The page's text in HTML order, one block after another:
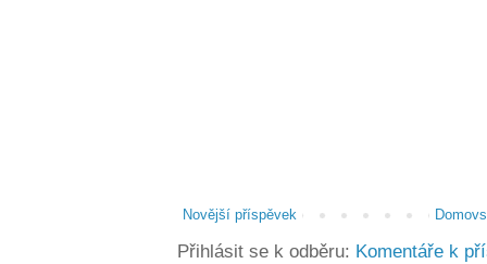
Novější příspěvek
Přihlásit se k odběru: Komentáře k